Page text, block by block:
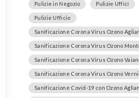
Pulizie in Negozio Pulizie Uffici
Pulizie Ufficio
Sanificazione Corona Virus Ozono
Sanificazione Corona Virus Ozono
Sanificazione Corona Virus Ozono
Sanificazione Corona Virus Ozono
Sanificazione Covid-19 con Ozono